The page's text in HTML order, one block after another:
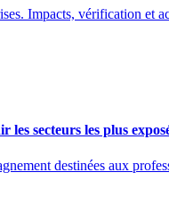
Impacts, vérification et
les secteurs les plus
destinées aux